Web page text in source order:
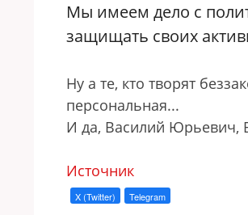
Мы имеем дело с
защищать своих
Ну а те, кто творят
персональная...
И да, Василий Юрьевич,
Источник
X (Twitter) Telegram